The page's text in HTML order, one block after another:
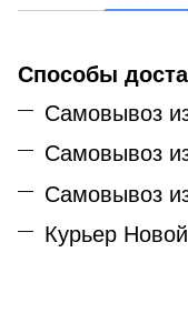
Способы
Самовывоз
Самовывоз
Самовывоз
Курьер